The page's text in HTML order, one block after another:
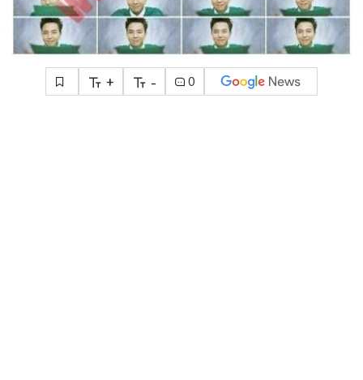
+ - 0